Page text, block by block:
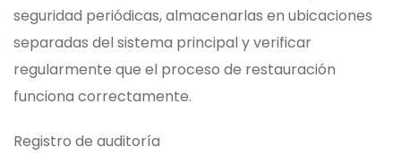
seguridad periódicas, almacenarlas en ubicaciones
separadas del sistema principal y verificar
regularmente que el proceso de restauración
funciona correctamente.
Registro de auditoría